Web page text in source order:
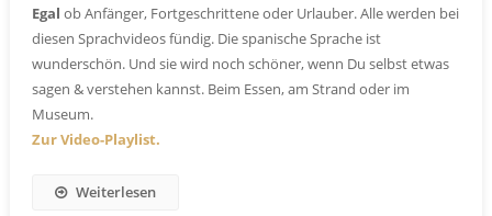
Egal ob Anfänger, Fortgeschrittene oder Urlauber. Alle werden bei
diesen Sprachvideos fündig. Die spanische Sprache ist
wunderschön. Und sie wird noch schöner, wenn Du selbst etwas
sagen & verstehen kannst. Beim Essen, am Strand oder im
Museum.
Zur Video-Playlist.
Weiterlesen